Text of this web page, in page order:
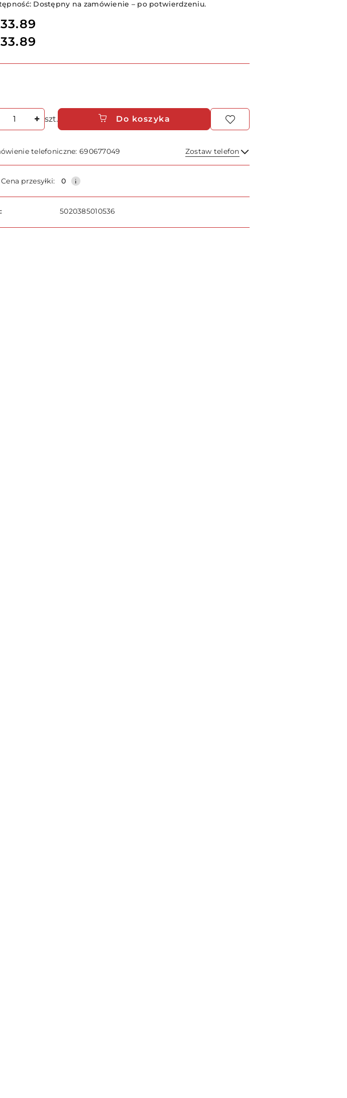
Dostępny na zamówienie – po potwierdzeniu.
szt. Do koszyka
telefoniczne: 690677049 Zostaw telefon
Wyślij
Cena przesyłki: 0
5020385010536